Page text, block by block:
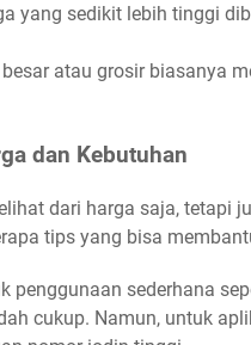
yang sedikit lebih tinggi
atau grosir biasanya
dan Kebutuhan
dari harga saja, tetapi
tips yang bisa
penggunaan sederhana
cukup. Namun, untuk